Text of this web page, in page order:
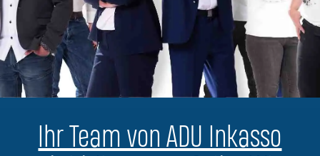
Ihr Team von ADU Inkasso